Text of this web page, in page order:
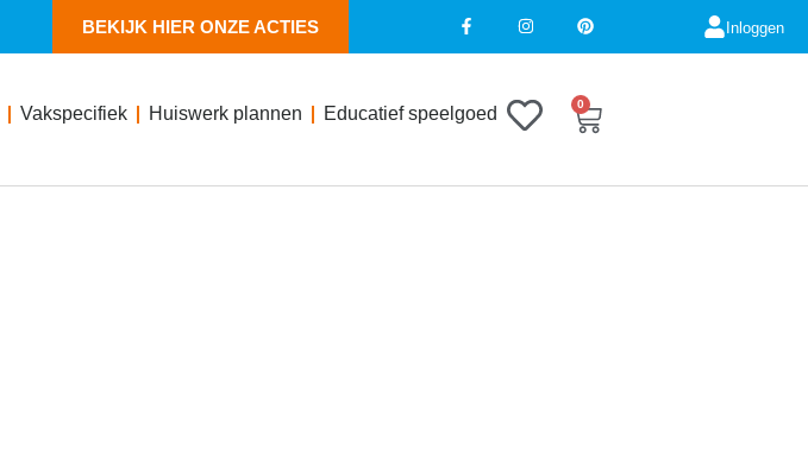
BEKIJK HIER ONZE ACTIES Inloggen
Vakspecifiek Huiswerk plannen Educatief speelgoed 0